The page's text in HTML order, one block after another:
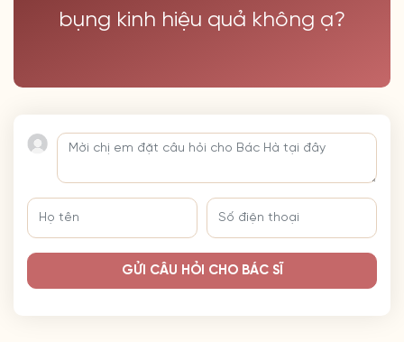
bụng kinh hiệu quả không ạ?
GỬI CÂU HỎI CHO BÁC SĨ